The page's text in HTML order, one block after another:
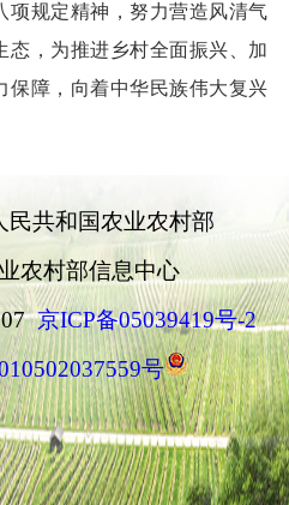
项规定精神，努力营造风清气
态，为推进乡村全面振兴、加
保障，向着中华民族伟大复兴
民共和国农业农村部
农村部信息中心
京ICP备05039419号-2
号